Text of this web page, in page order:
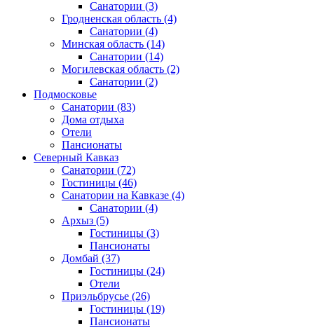
Санатории (3)
Гродненская область (4)
Санатории (4)
Минская область (14)
Санатории (14)
Могилевская область (2)
Санатории (2)
Подмосковье
Санатории (83)
Дома отдыха
Отели
Пансионаты
Северный Кавказ
Санатории (72)
Гостиницы (46)
Санатории на Кавказе (4)
Санатории (4)
Архыз (5)
Гостиницы (3)
Пансионаты
Домбай (37)
Гостиницы (24)
Отели
Приэльбрусье (26)
Гостиницы (19)
Пансионаты